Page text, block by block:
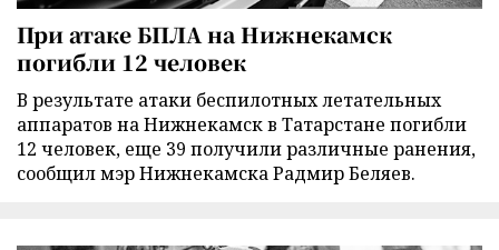
При атаке БПЛА на Нижнекамск
погибли 12 человек
В результате атаки беспилотных летательных
аппаратов на Нижнекамск в Татарстане погибли
12 человек, еще 39 получили различные ранения,
сообщил мэр Нижнекамска Радмир Беляев.